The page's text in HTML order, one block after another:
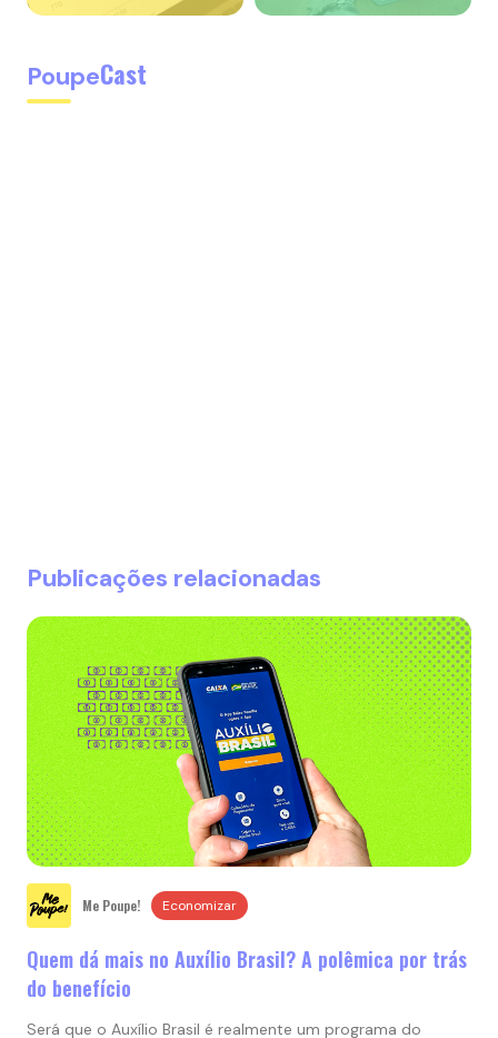
PoupeCast
Publicações relacionadas
Me Poupe! Economizar
Quem dá mais no Auxílio Brasil? A polêmica por trás
do benefício
Será que o Auxílio Brasil é realmente um programa do